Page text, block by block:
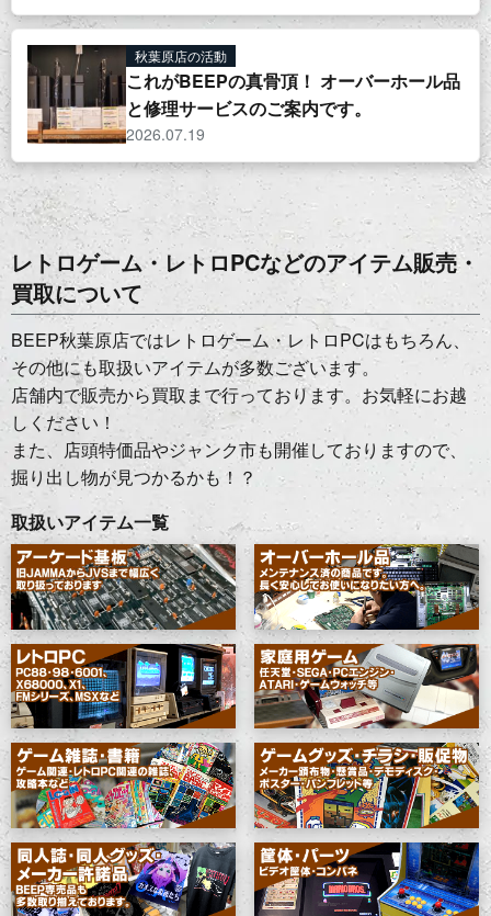
秋葉原店の活動
これがBEEPの真骨頂！ オーバーホール品
と修理サービスのご案内です。
2026.07.19
レトロゲーム・レトロPCなどのアイテム販売・
買取について
BEEP秋葉原店ではレトロゲーム・レトロPCはもちろん、
その他にも取扱いアイテムが多数ございます。
店舗内で販売から買取まで行っております。お気軽にお越
しください！
また、店頭特価品やジャンク市も開催しておりますので、
掘り出し物が見つかるかも！？
取扱いアイテム一覧